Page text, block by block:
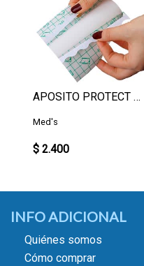
APOSITO PROTECT FILM 10X12
Med's
$ 2.400
INFO ADICIONAL
Quiénes somos
Cómo comprar